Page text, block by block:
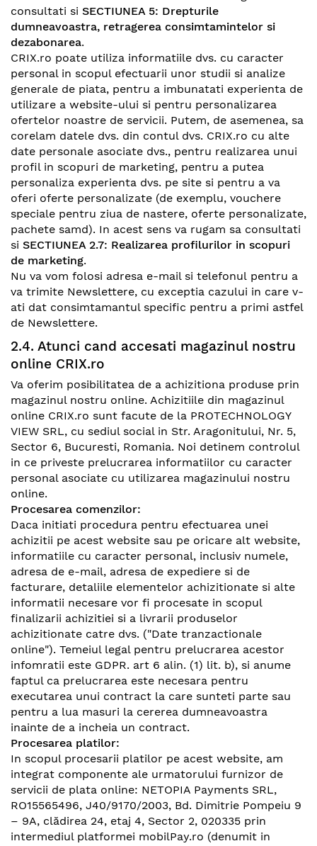
consultati si SECTIUNEA 5: Drepturile
dumneavoastra, retragerea consimtamintelor si
dezabonarea.
CRIX.ro poate utiliza informatiile dvs. cu caracter
personal in scopul efectuarii unor studii si analize
generale de piata, pentru a imbunatati experienta de
utilizare a website-ului si pentru personalizarea
ofertelor noastre de servicii. Putem, de asemenea, sa
corelam datele dvs. din contul dvs. CRIX.ro cu alte
date personale asociate dvs., pentru realizarea unui
profil in scopuri de marketing, pentru a putea
personaliza experienta dvs. pe site si pentru a va
oferi oferte personalizate (de exemplu, vouchere
speciale pentru ziua de nastere, oferte personalizate,
pachete samd). In acest sens va rugam sa consultati
si SECTIUNEA 2.7: Realizarea profilurilor in scopuri
de marketing.
Nu va vom folosi adresa e-mail si telefonul pentru a
va trimite Newslettere, cu exceptia cazului in care v-
ati dat consimtamantul specific pentru a primi astfel
de Newslettere.
2.4. Atunci cand accesati magazinul nostru
online CRIX.ro
Va oferim posibilitatea de a achizitiona produse prin
magazinul nostru online. Achizitiile din magazinul
online CRIX.ro sunt facute de la PROTECHNOLOGY
VIEW SRL, cu sediul social in Str. Aragonitului, Nr. 5,
Sector 6, Bucuresti, Romania. Noi detinem controlul
in ce priveste prelucrarea informatiilor cu caracter
personal asociate cu utilizarea magazinului nostru
online.
Procesarea comenzilor:
Daca initiati procedura pentru efectuarea unei
achizitii pe acest website sau pe oricare alt website,
informatiile cu caracter personal, inclusiv numele,
adresa de e-mail, adresa de expediere si de
facturare, detaliile elementelor achizitionate si alte
informatii necesare vor fi procesate in scopul
finalizarii achizitiei si a livrarii produselor
achizitionate catre dvs. ("Date tranzactionale
online"). Temeiul legal pentru prelucrarea acestor
infomratii este GDPR. art 6 alin. (1) lit. b), si anume
faptul ca prelucrarea este necesara pentru
executarea unui contract la care sunteti parte sau
pentru a lua masuri la cererea dumneavoastra
inainte de a incheia un contract.
Procesarea platilor:
In scopul procesarii platilor pe acest website, am
integrat componente ale urmatorului furnizor de
servicii de plata online: NETOPIA Payments SRL,
RO15565496, J40/9170/2003, Bd. Dimitrie Pompeiu 9
– 9A, clădirea 24, etaj 4, Sector 2, 020335 prin
intermediul platformei mobilPay.ro (denumit in